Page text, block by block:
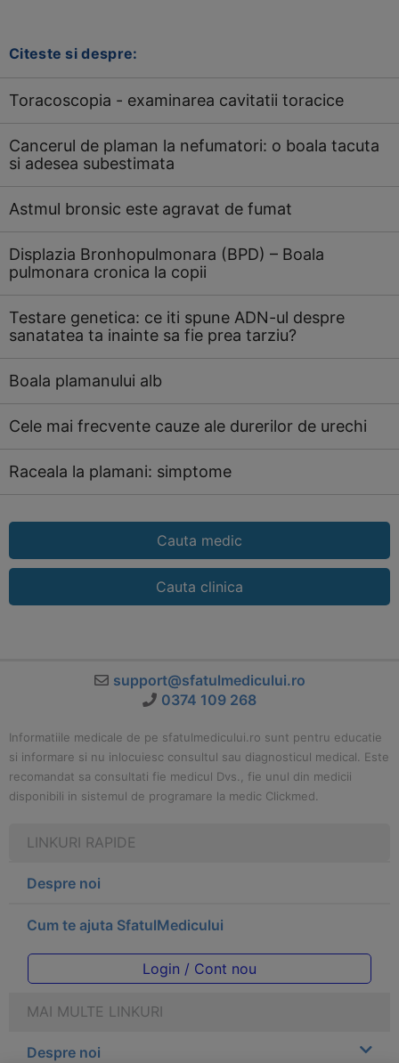
Citeste si despre:
Toracoscopia - examinarea cavitatii toracice
Cancerul de plaman la nefumatori: o boala tacuta
si adesea subestimata
Astmul bronsic este agravat de fumat
Displazia Bronhopulmonara (BPD) – Boala
pulmonara cronica la copii
Testare genetica: ce iti spune ADN-ul despre
sanatatea ta inainte sa fie prea tarziu?
Boala plamanului alb
Cele mai frecvente cauze ale durerilor de urechi
Raceala la plamani: simptome
Cauta medic
Cauta clinica
support@sfatulmedicului.ro
0374 109 268
Informatiile medicale de pe sfatulmedicului.ro sunt pentru educatie
si informare si nu inlocuiesc consultul sau diagnosticul medical. Este
recomandat sa consultati fie medicul Dvs., fie unul din medicii
disponibili in sistemul de programare la medic Clickmed.
LINKURI RAPIDE
Despre noi
Cum te ajuta SfatulMedicului
Login / Cont nou
MAI MULTE LINKURI
Despre noi